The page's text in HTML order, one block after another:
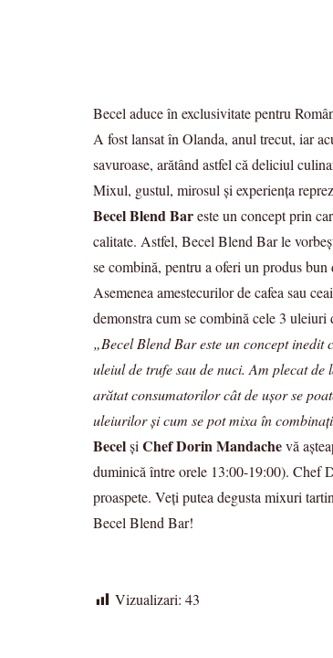
Becel aduce în exclusivitate pentru
A fost lansat în Olanda, anul trecut, iar
savuroase, arătând astfel că deliciul
Mixul, gustul, mirosul şi experienţa
Becel Blend Bareste un concept prin
calitate. Astfel, Becel Blend Bar le
se combină, pentru a oferi un produs
Asemenea amestecurilor de cafea sau
demonstra cum se combină cele 3
„Becel Blend Bar este un concept
uleiul de trufe sau de nuci. Am plecat
arătat consumatorilor cât de uşor se
uleiurilor şi cum se pot mixa în
Becelşi Chef Dorin Mandachevă
duminică între orele 13:00-19:00). Chef
proaspete. Veţi putea degusta mixuri
Becel Blend Bar!
Vizualizari: 43